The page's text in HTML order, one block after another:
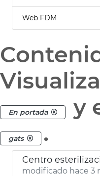
Web FDM
En portada y
gats .
Centro
modificado hace 3